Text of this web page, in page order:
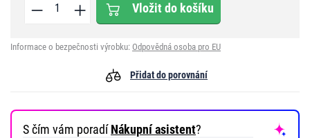
Vložit do košíku
Informace o bezpečnosti výrobku: Odpovědná osoba pro EU
Přidat do porovnání
S čím vám poradíNákupní asistent?